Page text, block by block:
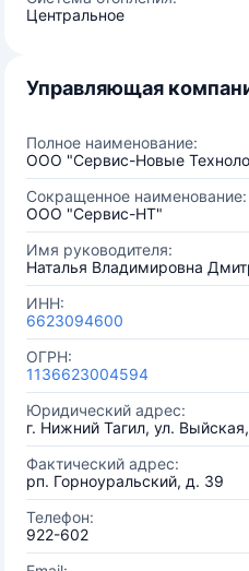
Центральное
Управляющая
Полное наименование:
ООО "Сервис-Новые
Сокращенное наименование:
ООО "Сервис-НТ"
Имя руководителя:
Наталья Владимировна
ИНН:
6623094600
ОГРН:
1136623004594
Юридический адрес:
г. Нижний Тагил, ул.
Фактический адрес:
рп. Горноуральский, д. 39
Телефон:
922-602